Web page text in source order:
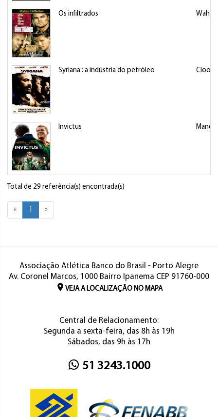
Os infiltrados
Syriana : a indústria do petróleo
Invictus
Total de 29 referência(s) encontrada(s)
« 1 »
Associação Atlética Banco do Brasil - Porto Alegre
Av. Coronel Marcos, 1000 Bairro Ipanema CEP 91760-000
VEJA A LOCALIZAÇÃO NO MAPA
Central de Relacionamento:
Segunda a sexta-feira, das 8h às 19h
Sábados, das 9h às 17h
51 3243.1000